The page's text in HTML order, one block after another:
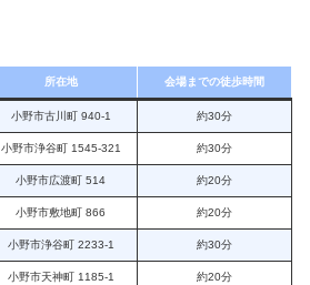
所在地 会場までの徒歩時間
小野市古川町 940-1 約30分
小野市浄谷町 1545-321 約30分
小野市広渡町 514 約20分
小野市敷地町 866 約20分
小野市浄谷町 2233-1 約30分
小野市天神町 1185-1 約20分